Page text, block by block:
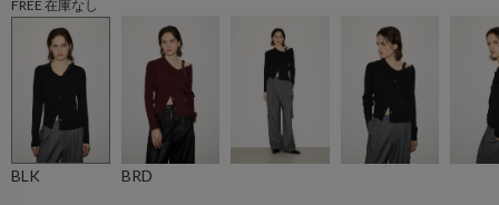
FREE 在庫なし
BLK BRD